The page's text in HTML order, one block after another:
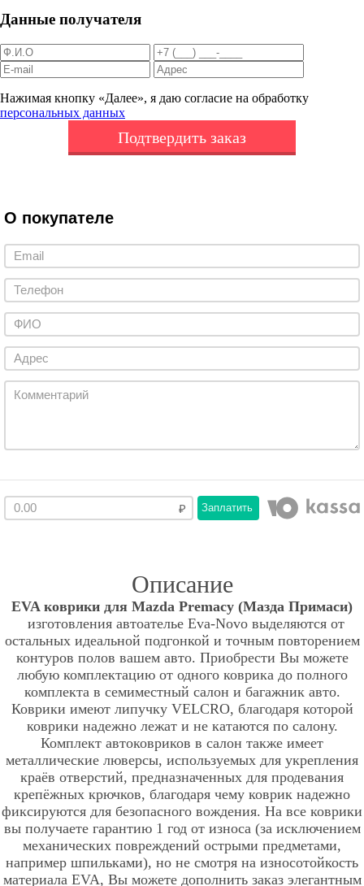
Данные получателя
Нажимая кнопку «Далее», я даю согласие на обработку
персональных данных
Подтвердить заказ
О покупателе
Заплатить
Описание
EVA коврики для Mazda Premacy (Мазда Примаси)
изготовления автоателье Eva-Novo выделяются от
остальных идеальной подгонкой и точным повторением
контуров полов вашем авто. Приобрести Вы можете
любую комплектацию от одного коврика до полного
комплекта в семиместный салон и багажник авто.
Коврики имеют липучку VELCRO, благодаря которой
коврики надежно лежат и не катаются по салону.
Комплект автоковриков в салон также имеет
металлические люверсы, используемых для укрепления
краёв отверстий, предназначенных для продевания
крепёжных крючков, благодаря чему коврик надежно
фиксируются для безопасного вождения. На все коврики
вы получаете гарантию 1 год от износа (за исключением
механических повреждений острыми предметами,
например шпильками), но не смотря на износотойкость
материала EVA, Вы можете дополнить заказ элегантным